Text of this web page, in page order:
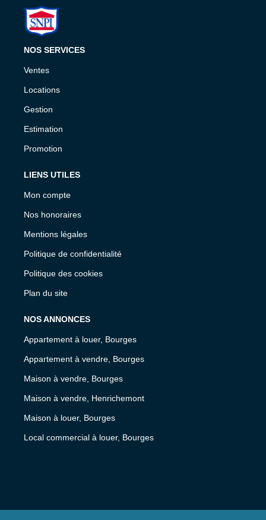
NOS SERVICES
Ventes
Locations
Gestion
Estimation
Promotion
LIENS UTILES
Mon compte
Nos honoraires
Mentions légales
Politique de confidentialité
Politique des cookies
Plan du site
NOS ANNONCES
Appartement à louer, Bourges
Appartement à vendre, Bourges
Maison à vendre, Bourges
Maison à vendre, Henrichemont
Maison à louer, Bourges
Local commercial à louer, Bourges